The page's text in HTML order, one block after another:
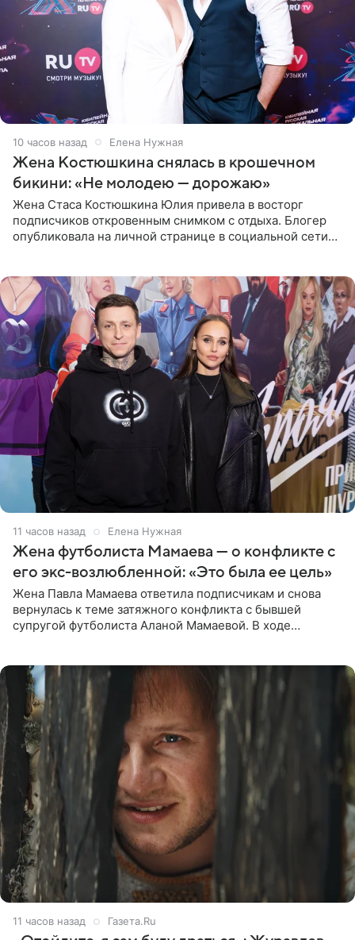
10 часов назад Елена Нужная
Жена Костюшкина снялась в крошечном
бикини: «Не молодею — дорожаю»
Жена Стаса Костюшкина Юлия привела в восторг
подписчиков откровенным снимком с отдыха. Блогер
опубликовала на личной странице в социальной сети
11 часов назад Елена Нужная
Жена футболиста Мамаева — о конфликте с
его экс-возлюбленной: «Это была ее цель»
Жена Павла Мамаева ответила подписчикам и снова
вернулась к теме затяжного конфликта с бывшей
супругой футболиста Аланой Мамаевой. В ходе
11 часов назад Газета.Ru